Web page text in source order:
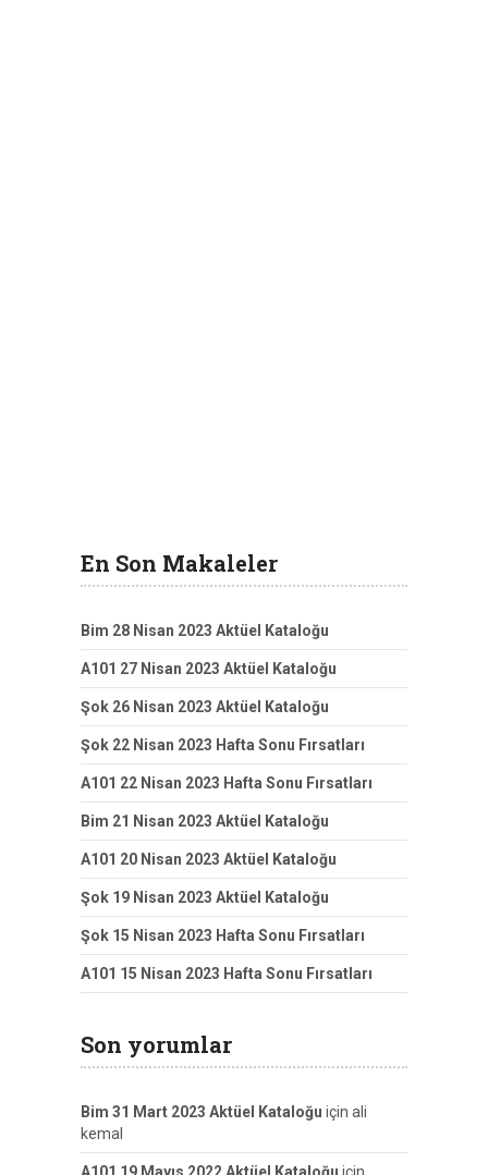
En Son Makaleler
Bim 28 Nisan 2023 Aktüel Kataloğu
A101 27 Nisan 2023 Aktüel Kataloğu
Şok 26 Nisan 2023 Aktüel Kataloğu
Şok 22 Nisan 2023 Hafta Sonu Fırsatları
A101 22 Nisan 2023 Hafta Sonu Fırsatları
Bim 21 Nisan 2023 Aktüel Kataloğu
A101 20 Nisan 2023 Aktüel Kataloğu
Şok 19 Nisan 2023 Aktüel Kataloğu
Şok 15 Nisan 2023 Hafta Sonu Fırsatları
A101 15 Nisan 2023 Hafta Sonu Fırsatları
Son yorumlar
Bim 31 Mart 2023 Aktüel Kataloğu için ali
kemal